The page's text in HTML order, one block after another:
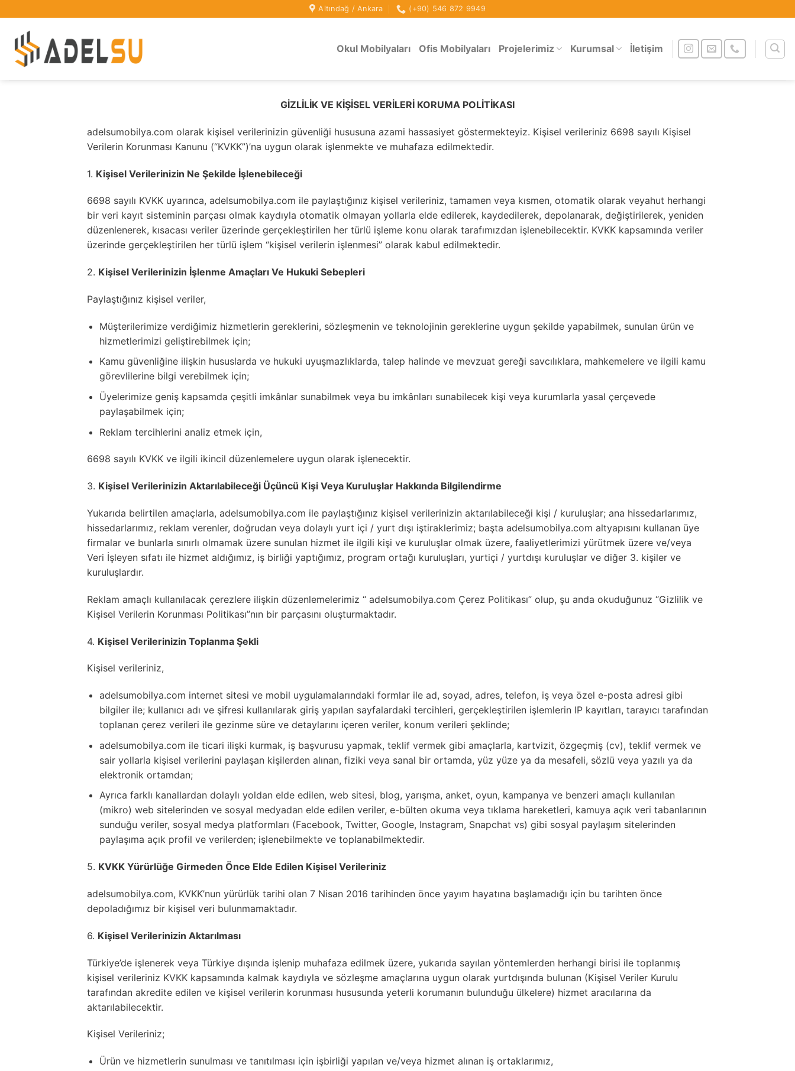
atla
Altındağ / Ankara (+90) 546 872 9949
Okul Mobilyaları Ofis Mobilyaları Projelerimiz Kurumsal İletişim
GİZLİLİK VE KİŞİSEL VERİLERİ KORUMA POLİTİKASI
adelsumobilya.com olarak kişisel verilerinizin güvenliği hususuna azami hassasiyet göstermekteyiz. Kişisel verileriniz 6698 sayılı Kişisel
Verilerin Korunması Kanunu (“KVKK”)’na uygun olarak işlenmekte ve muhafaza edilmektedir.
1. Kişisel Verilerinizin Ne Şekilde İşlenebileceği
6698 sayılı KVKK uyarınca, adelsumobilya.com ile paylaştığınız kişisel verileriniz, tamamen veya kısmen, otomatik olarak veyahut herhangi
bir veri kayıt sisteminin parçası olmak kaydıyla otomatik olmayan yollarla elde edilerek, kaydedilerek, depolanarak, değiştirilerek, yeniden
düzenlenerek, kısacası veriler üzerinde gerçekleştirilen her türlü işleme konu olarak tarafımızdan işlenebilecektir. KVKK kapsamında veriler
üzerinde gerçekleştirilen her türlü işlem “kişisel verilerin işlenmesi” olarak kabul edilmektedir.
2. Kişisel Verilerinizin İşlenme Amaçları Ve Hukuki Sebepleri
Paylaştığınız kişisel veriler,
Müşterilerimize verdiğimiz hizmetlerin gereklerini, sözleşmenin ve teknolojinin gereklerine uygun şekilde yapabilmek, sunulan ürün ve
hizmetlerimizi geliştirebilmek için;
Kamu güvenliğine ilişkin hususlarda ve hukuki uyuşmazlıklarda, talep halinde ve mevzuat gereği savcılıklara, mahkemelere ve ilgili kamu
görevlilerine bilgi verebilmek için;
Üyelerimize geniş kapsamda çeşitli imkânlar sunabilmek veya bu imkânları sunabilecek kişi veya kurumlarla yasal çerçevede
paylaşabilmek için;
Reklam tercihlerini analiz etmek için,
6698 sayılı KVKK ve ilgili ikincil düzenlemelere uygun olarak işlenecektir.
3. Kişisel Verilerinizin Aktarılabileceği Üçüncü Kişi Veya Kuruluşlar Hakkında Bilgilendirme
Yukarıda belirtilen amaçlarla, adelsumobilya.com ile paylaştığınız kişisel verilerinizin aktarılabileceği kişi / kuruluşlar; ana hissedarlarımız,
hissedarlarımız, reklam verenler, doğrudan veya dolaylı yurt içi / yurt dışı iştiraklerimiz; başta adelsumobilya.com altyapısını kullanan üye
firmalar ve bunlarla sınırlı olmamak üzere sunulan hizmet ile ilgili kişi ve kuruluşlar olmak üzere, faaliyetlerimizi yürütmek üzere ve/veya
Veri İşleyen sıfatı ile hizmet aldığımız, iş birliği yaptığımız, program ortağı kuruluşları, yurtiçi / yurtdışı kuruluşlar ve diğer 3. kişiler ve
kuruluşlardır.
Reklam amaçlı kullanılacak çerezlere ilişkin düzenlemelerimiz “ adelsumobilya.com Çerez Politikası” olup, şu anda okuduğunuz “Gizlilik ve
Kişisel Verilerin Korunması Politikası”nın bir parçasını oluşturmaktadır.
4. Kişisel Verilerinizin Toplanma Şekli
Kişisel verileriniz,
adelsumobilya.com internet sitesi ve mobil uygulamalarındaki formlar ile ad, soyad, adres, telefon, iş veya özel e-posta adresi gibi
bilgiler ile; kullanıcı adı ve şifresi kullanılarak giriş yapılan sayfalardaki tercihleri, gerçekleştirilen işlemlerin IP kayıtları, tarayıcı tarafından
toplanan çerez verileri ile gezinme süre ve detaylarını içeren veriler, konum verileri şeklinde;
adelsumobilya.com ile ticari ilişki kurmak, iş başvurusu yapmak, teklif vermek gibi amaçlarla, kartvizit, özgeçmiş (cv), teklif vermek ve
sair yollarla kişisel verilerini paylaşan kişilerden alınan, fiziki veya sanal bir ortamda, yüz yüze ya da mesafeli, sözlü veya yazılı ya da
elektronik ortamdan;
Ayrıca farklı kanallardan dolaylı yoldan elde edilen, web sitesi, blog, yarışma, anket, oyun, kampanya ve benzeri amaçlı kullanılan
(mikro) web sitelerinden ve sosyal medyadan elde edilen veriler, e-bülten okuma veya tıklama hareketleri, kamuya açık veri tabanlarının
sunduğu veriler, sosyal medya platformları (Facebook, Twitter, Google, Instagram, Snapchat vs) gibi sosyal paylaşım sitelerinden
paylaşıma açık profil ve verilerden; işlenebilmekte ve toplanabilmektedir.
5. KVKK Yürürlüğe Girmeden Önce Elde Edilen Kişisel Verileriniz
adelsumobilya.com, KVKK’nun yürürlük tarihi olan 7 Nisan 2016 tarihinden önce yayım hayatına başlamadığı için bu tarihten önce
depoladığımız bir kişisel veri bulunmamaktadır.
6. Kişisel Verilerinizin Aktarılması
Türkiye’de işlenerek veya Türkiye dışında işlenip muhafaza edilmek üzere, yukarıda sayılan yöntemlerden herhangi birisi ile toplanmış
kişisel verileriniz KVKK kapsamında kalmak kaydıyla ve sözleşme amaçlarına uygun olarak yurtdışında bulunan (Kişisel Veriler Kurulu
tarafından akredite edilen ve kişisel verilerin korunması hususunda yeterli korumanın bulunduğu ülkelere) hizmet aracılarına da
aktarılabilecektir.
Kişisel Verileriniz;
Ürün ve hizmetlerin sunulması ve tanıtılması için işbirliği yapılan ve/veya hizmet alınan iş ortaklarımız,